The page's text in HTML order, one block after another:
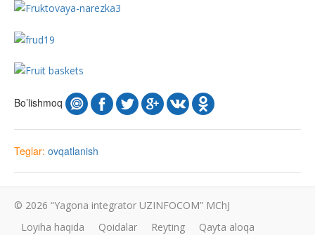
Bo’lishmoq
Teglar: ovqatlanish
© 2026 “Yagona integrator UZINFOCOM” MChJ
Loyiha haqida
Qoidalar Reyting Qayta aloqa